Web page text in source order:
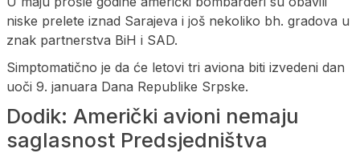
niske prelete iznad Sarajeva i još nekoliko bh. gradova u
znak partnerstva BiH i SAD.
Simptomatično je da će letovi tri aviona biti izvedeni dan
uoči 9. januara Dana Republike Srpske.
Dodik: Američki avioni nemaju
saglasnost Predsjedništva